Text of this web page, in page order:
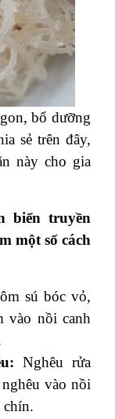
bổ dưỡng
sẻ trên đây,
này cho gia
biển truyền
một số cách
sú bóc vỏ,
vào nồi canh
Nghêu rửa
vào nồi
chín.